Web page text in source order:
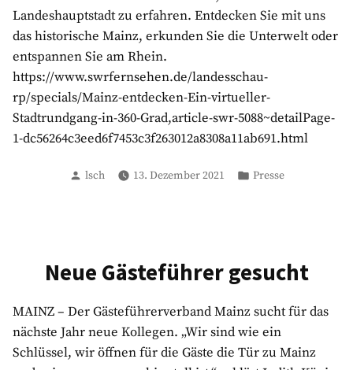
Landeshauptstadt zu erfahren. Entdecken Sie mit uns
das historische Mainz, erkunden Sie die Unterwelt oder
entspannen Sie am Rhein.
https://www.swrfernsehen.de/landesschau-
rp/specials/Mainz-entdecken-Ein-virtueller-
Stadtrundgang-in-360-Grad,article-swr-5088~detailPage-
1-dc56264c3eed6f7453c3f263012a8308a11ab691.html
Verfasst
lsch 13. Dezember 2021
Veröffentlicht
Presse
Neue Gästeführer gesucht
MAINZ – Der Gästeführerverband Mainz sucht für das
nächste Jahr neue Kollegen. „Wir sind wie ein
Schlüssel, wir öffnen für die Gäste die Tür zu Mainz